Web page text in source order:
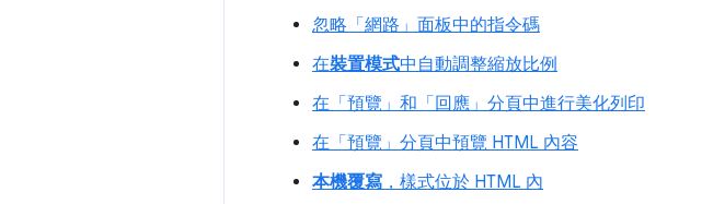
忽略「網路」 面板中的指令碼
在裝置模式中自動調整縮放比例
在「預覽」 和「回應」 分頁中進行美化列印
在「預覽」 分頁中預覽 HTML 內容
本機覆寫 ，樣式位於 HTML 內